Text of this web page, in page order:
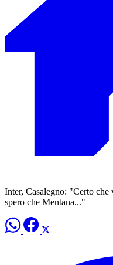
Inter, Casalegno: "Certo che
spero che Mentana..."